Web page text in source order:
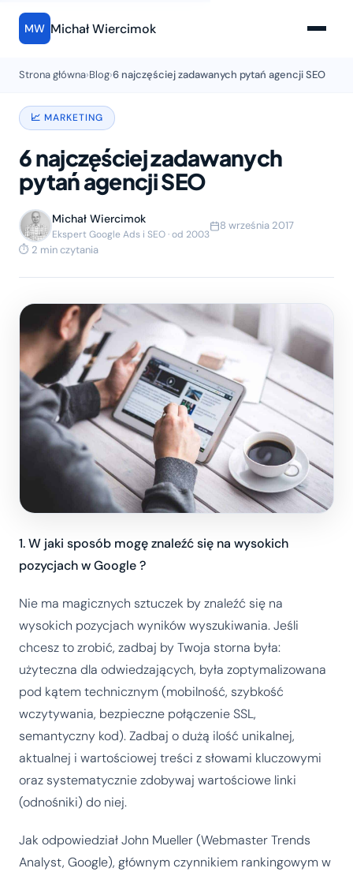
MW Michał Wiercimok
Strona główna›Blog›6 najczęściej zadawanych pytań agencji SEO
📈 MARKETING
6 najczęściej zadawanych
pytań agencji SEO
Michał Wiercimok
Ekspert Google Ads i SEO · od 2003
8 września 2017
⏱ 2 min czytania
1. W jaki sposób mogę znaleźć się na wysokich
pozycjach w Google ?
Nie ma magicznych sztuczek by znaleźć się na
wysokich pozycjach wyników wyszukiwania. Jeśli
chcesz to zrobić, zadbaj by Twoja storna była:
użyteczna dla odwiedzających, była zoptymalizowana
pod kątem technicznym (mobilność, szybkość
wczytywania, bezpieczne połączenie SSL,
semantyczny kod). Zadbaj o dużą ilość unikalnej,
aktualnej i wartościowej treści z słowami kluczowymi
oraz systematycznie zdobywaj wartościowe linki
(odnośniki) do niej.
Jak odpowiedział John Mueller (Webmaster Trends
Analyst, Google), głównym czynnikiem rankingowym w